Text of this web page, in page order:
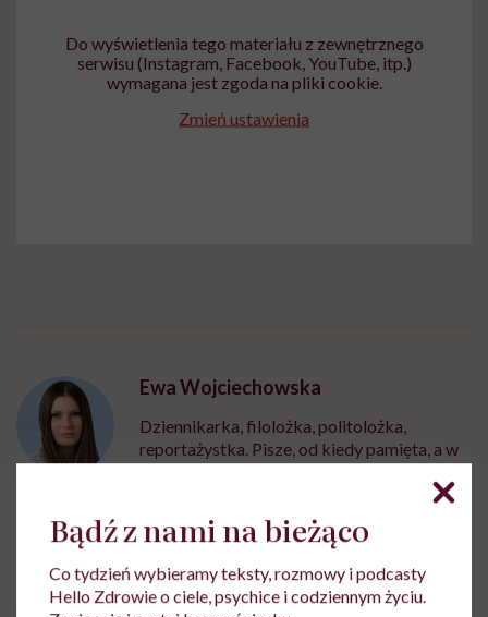
Do wyświetlenia tego materiału z zewnętrznego
serwisu (Instagram, Facebook, YouTube, itp.)
wymagana jest zgoda na pliki cookie.
Zmień ustawienia
Ewa Wojciechowska
Dziennikarka, filolożka, politolożka,
reportażystka. Pisze, od kiedy pamięta, a w
międzyczasie lubi słuchać i obserwować
Zobacz profil
Bądź z nami na bieżąco
Co tydzień wybieramy teksty, rozmowy i podcasty
Hello Zdrowie o ciele, psychice i codziennym życiu.